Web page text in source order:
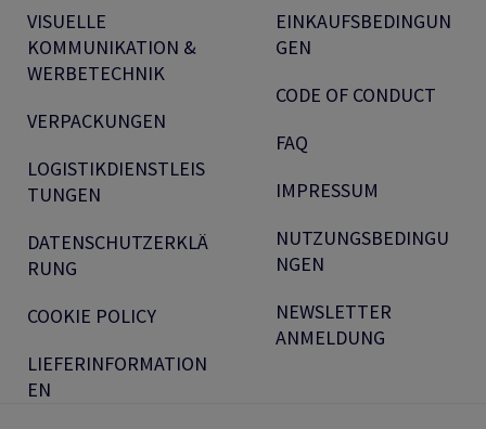
VISUELLE
KOMMUNIKATION &
WERBETECHNIK
VERPACKUNGEN
LOGISTIKDIENSTLEIS
TUNGEN
DATENSCHUTZERKLÄ
RUNG
COOKIE POLICY
LIEFERINFORMATION
EN
EINKAUFSBEDINGUN
GEN
CODE OF CONDUCT
FAQ
IMPRESSUM
NUTZUNGSBEDINGU
NGEN
NEWSLETTER
ANMELDUNG